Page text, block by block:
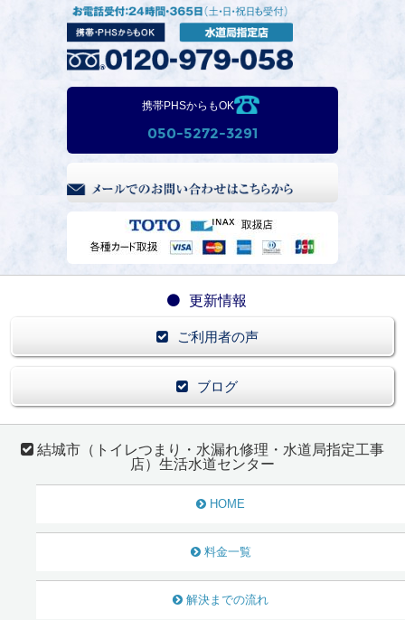
携帯PHSからもOK
050-5272-3291
更新情報
ご利用者の声
ブログ
結城市（トイレつまり・水漏れ修理・水道局指定工事
店）生活水道センター
HOME
料金一覧
解決までの流れ